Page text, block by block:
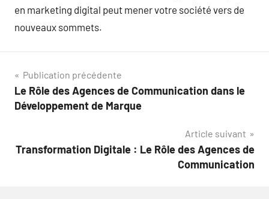
en marketing digital peut mener votre société vers de
nouveaux sommets.
Navigation
de
Publication précédente
Le Rôle des Agences de Communication dans le
Développement de Marque
Article suivant
Transformation Digitale : Le Rôle des Agences de
Communication